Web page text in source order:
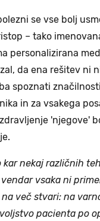
se vse bolj
– tako
personalizirana
da ena rešitev ni
spoznati
in za vsakega
'njegove'
kar nekaj različnih
vsaka ni
na več stvari: na
pacienta po